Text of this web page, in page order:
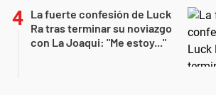
La fuerte confesión de Luck
Ra tras terminar su noviazgo
con La Joaqui: "Me estoy..."